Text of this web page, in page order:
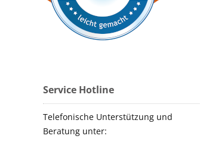
Service Hotline
Telefonische Unterstützung und
Beratung unter: